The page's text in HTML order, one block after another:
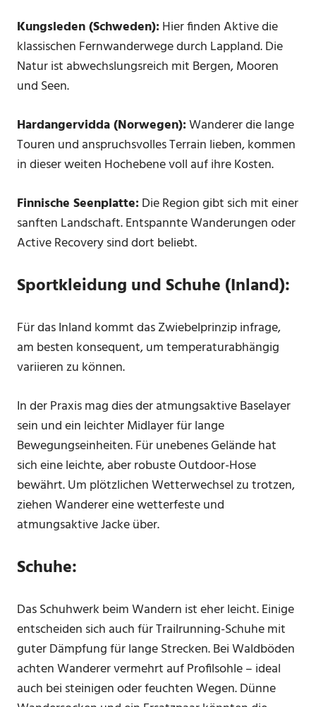
Kungsleden (Schweden):Hier finden Aktive die
klassischen Fernwanderwege durch Lappland. Die
Natur ist abwechslungsreich mit Bergen, Mooren
und Seen.
Hardangervidda (Norwegen):Wanderer die lange
Touren und anspruchsvolles Terrain lieben, kommen
in dieser weiten Hochebene voll auf ihre Kosten.
Finnische Seenplatte:Die Region gibt sich mit einer
sanften Landschaft. Entspannte Wanderungen oder
Active Recovery sind dort beliebt.
Sportkleidung und Schuhe (Inland):
Für das Inland kommt das Zwiebelprinzip infrage,
am besten konsequent, um temperaturabhängig
variieren zu können.
In der Praxis mag dies der atmungsaktive Baselayer
sein und ein leichter Midlayer für lange
Bewegungseinheiten. Für unebenes Gelände hat
sich eine leichte, aber robuste Outdoor-Hose
bewährt. Um plötzlichen Wetterwechsel zu trotzen,
ziehen Wanderer eine wetterfeste und
atmungsaktive Jacke über.
Schuhe:
Das Schuhwerk beim Wandern ist eher leicht. Einige
entscheiden sich auch für Trailrunning-Schuhe mit
guter Dämpfung für lange Strecken. Bei Waldböden
achten Wanderer vermehrt auf Profilsohle – ideal
auch bei steinigen oder feuchten Wegen. Dünne